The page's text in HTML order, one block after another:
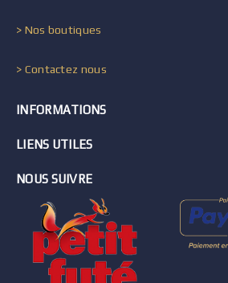
> Nos boutiques
> Contactez nous
INFORMATIONS
LIENS UTILES
NOUS SUIVRE